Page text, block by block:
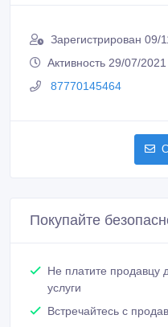
Зарегистрирован 09/
Активность 29/07/
87770145464
Покупайте
Не платите продавцу
услуги
Встречайтесь с